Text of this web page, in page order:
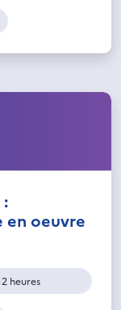
en oeuvre
heures